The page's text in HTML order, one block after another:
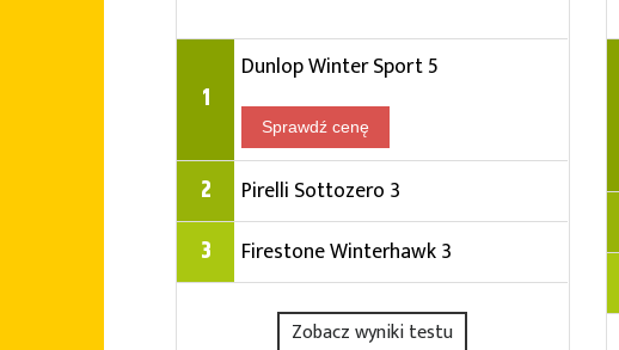
1
Dunlop Winter Sport 5
Sprawdź cenę
2 Pirelli Sottozero 3
3 Firestone Winterhawk 3
Zobacz wyniki testu